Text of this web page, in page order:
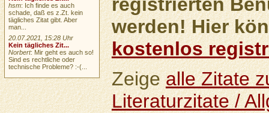
werden! Hier
kostenlos
Zeigealle Zitate
Literaturzitate /
hsm: Ich finde es auch
schade, daß es z.Zt. kein
tägliches Zitat gibt. Aber
man...
20.07.2021, 15:28 Uhr
Kein tägliches Zit...
Norbert: Mir geht es auch so!
Sind es rechtliche oder
technische Probleme? :-(...